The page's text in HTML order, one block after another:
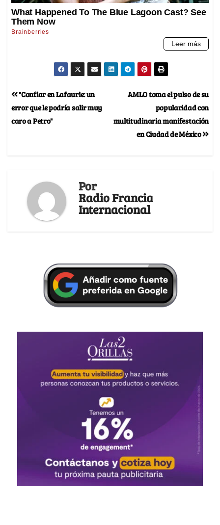
AMLO toma el pulso de su
popularidad con
multitudinaria manifestación
en Ciudad de México
"Confiar en Lafaurie: un
error que le podría salir muy
caro a Petro"
Por
Radio Francia
Internacional